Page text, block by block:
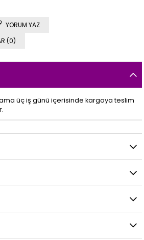
YORUM YAZ
(0)
üç iş günü içerisinde kargoya teslim